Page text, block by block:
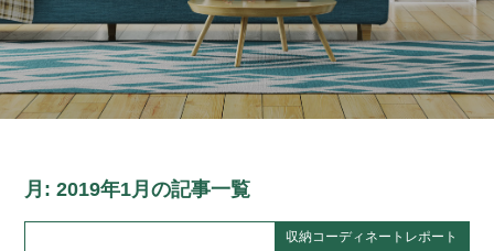
月:2019年1月の記事一覧
収納コーディネートレポート